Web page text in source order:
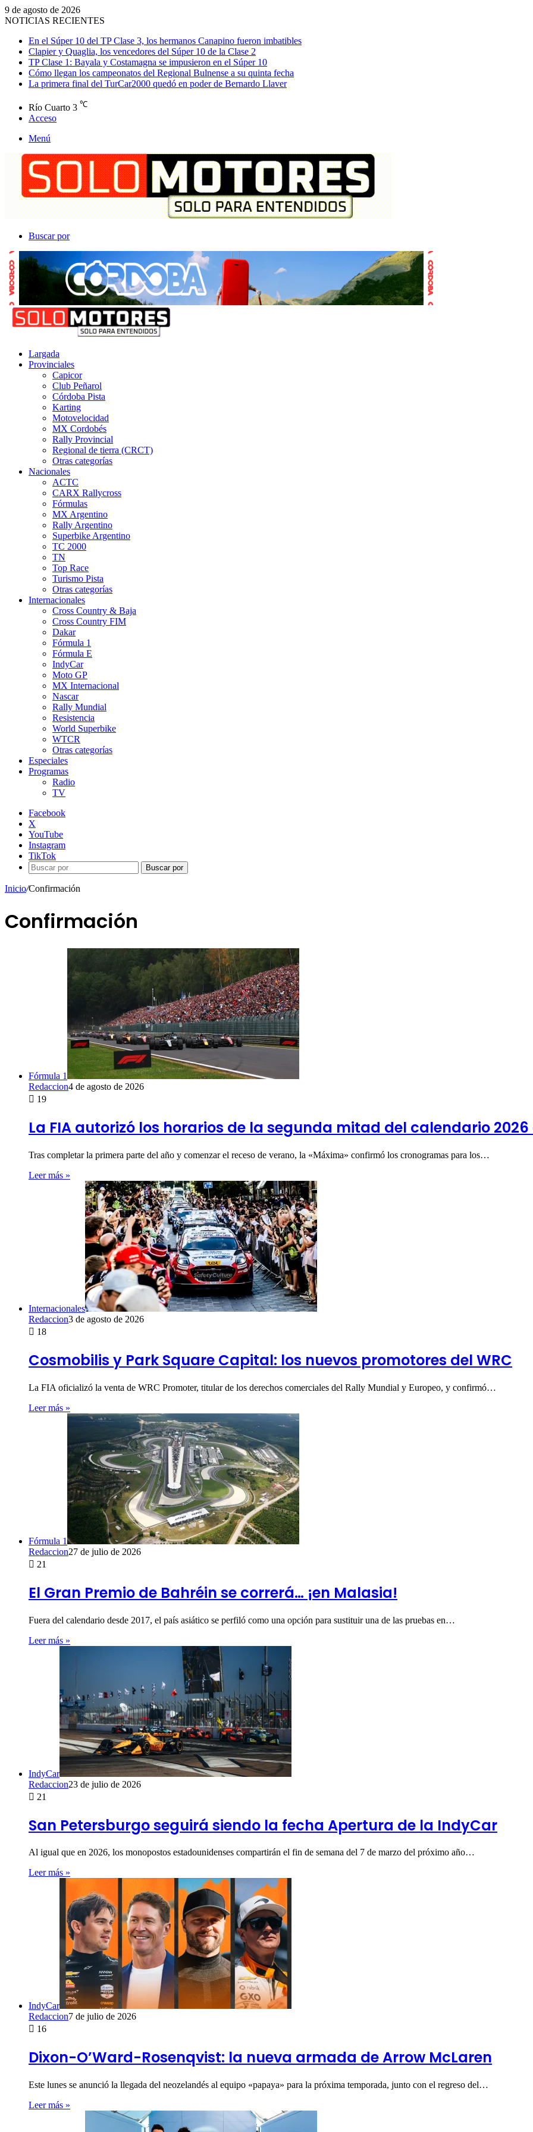
9 de agosto de 2026
NOTICIAS RECIENTES
En el Súper 10 del TP Clase 3, los hermanos Canapino fueron imbatibles
Clapier y Quaglia, los vencedores del Súper 10 de la Clase 2
TP Clase 1: Bayala y Costamagna se impusieron en el Súper 10
Cómo llegan los campeonatos del Regional Bulnense a su quinta fecha
La primera final del TurCar2000 quedó en poder de Bernardo Llaver
Río Cuarto 3 ℃
Acceso
Menú
Buscar por
Largada
Provinciales
Capicor
Club Peñarol
Córdoba Pista
Karting
Motovelocidad
MX Cordobés
Rally Provincial
Regional de tierra (CRCT)
Otras categorías
Nacionales
ACTC
CARX Rallycross
Fórmulas
MX Argentino
Rally Argentino
Superbike Argentino
TC 2000
TN
Top Race
Turismo Pista
Otras categorías
Internacionales
Cross Country & Baja
Cross Country FIM
Dakar
Fórmula 1
Fórmula E
IndyCar
Moto GP
MX Internacional
Nascar
Rally Mundial
Resistencia
World Superbike
WTCR
Otras categorías
Especiales
Programas
Radio
TV
Facebook
X
YouTube
Instagram
TikTok
Buscar por
Inicio/Confirmación
Confirmación
Fórmula 1
Redaccion4 de agosto de 2026
19
La FIA autorizó los horarios de la segunda mitad del calendario 2026
Tras completar la primera parte del año y comenzar el receso de verano, la «Máxima» confirmó los cronogramas para los…
Leer más »
Internacionales
Redaccion3 de agosto de 2026
18
Cosmobilis y Park Square Capital: los nuevos promotores del WRC
La FIA oficializó la venta de WRC Promoter, titular de los derechos comerciales del Rally Mundial y Europeo, y confirmó…
Leer más »
Fórmula 1
Redaccion27 de julio de 2026
21
El Gran Premio de Bahréin se correrá… ¡en Malasia!
Fuera del calendario desde 2017, el país asiático se perfiló como una opción para sustituir una de las pruebas en…
Leer más »
IndyCar
Redaccion23 de julio de 2026
21
San Petersburgo seguirá siendo la fecha Apertura de la IndyCar
Al igual que en 2026, los monopostos estadounidenses compartirán el fin de semana del 7 de marzo del próximo año…
Leer más »
IndyCar
Redaccion7 de julio de 2026
16
Dixon-O’Ward-Rosenqvist: la nueva armada de Arrow McLaren
Este lunes se anunció la llegada del neozelandés al equipo «papaya» para la próxima temporada, junto con el regreso del…
Leer más »